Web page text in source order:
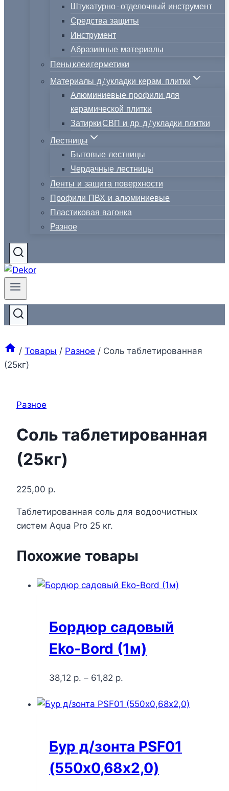
Штукатурно-отделочный инструмент
Средства защиты
Инструмент
Абразивные материалы
Пены,клеи,герметики
Материалы д/укладки керам. плитки
Алюминиевые профили для
керамической плитки
Затирки,СВП и др. д/укладки плитки
Лестницы
Бытовые лестницы
Чердачные лестницы
Ленты и защита поверхности
Профили ПВХ и алюминиевые
Пластиковая вагонка
Разное
/ Товары / Разное / Соль таблетированная
(25кг)
Разное
Соль таблетированная
(25кг)
225,00 р.
Таблетированная соль для водоочистных
систем Aqua Pro 25 кг.
Похожие товары
Бордюр садовый
Eko-Bord (1м)
38,12 р. – 61,82 р.
Бур д/зонта PSF01
(550х0,68х2,0)